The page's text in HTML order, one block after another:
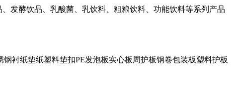
发酵饮品、乳酸菌、乳饮料、粗粮饮料、功能饮料等系列产品
衬纸垫纸塑料垫扣PE发泡板实心板周护板钢卷包装板塑料护板